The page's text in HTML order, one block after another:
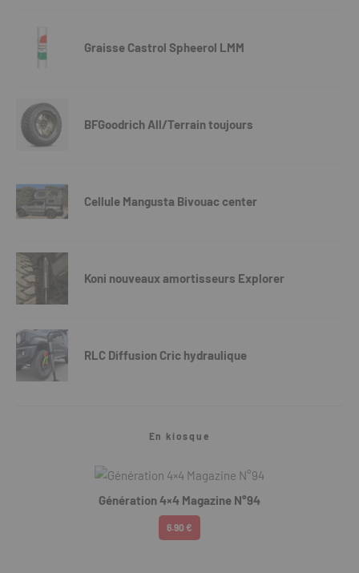
Graisse Castrol Spheerol LMM
BFGoodrich All/Terrain toujours
Cellule Mangusta Bivouac center
Koni nouveaux amortisseurs Explorer
RLC Diffusion Cric hydraulique
En kiosque
Génération 4×4 Magazine N°94
6.90 €